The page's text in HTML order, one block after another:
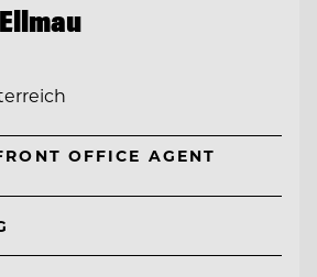
OFFICE AGENT